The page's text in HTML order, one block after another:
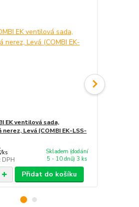
EK ventilová sada,
nerez, Levá (COMBI EK-LSS-
/ks
DPH
Skladem (dodání
5 - 10 dnů) 3 ks
Přidat do košíku